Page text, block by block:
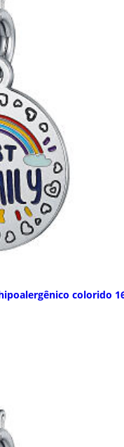
colorido